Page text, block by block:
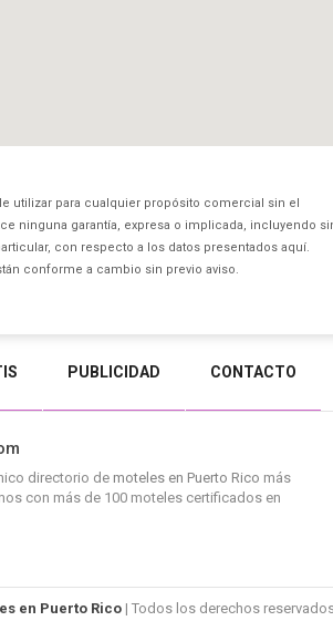
utilizar para cualquier propósito comercial sin el
ninguna garantía, expresa o implicada, incluyendo
con respecto a los datos presentados aquí.
conforme a cambio sin previo aviso.
PUBLICIDAD CONTACTO
directorio de moteles en Puerto Rico más
con más de 100 moteles certificados en
en Puerto Rico| Todos los derechos